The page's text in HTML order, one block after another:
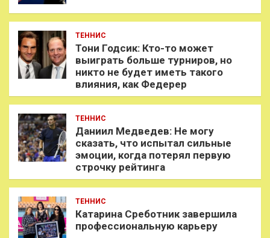
ТЕННИС
Тони Годсик: Кто-то может
выиграть больше турниров, но
никто не будет иметь такого
влияния, как Федерер
ТЕННИС
Даниил Медведев: Не могу
сказать, что испытал сильные
эмоции, когда потерял первую
строчку рейтинга
ТЕННИС
Катарина Среботник завершила
профессиональную карьеру